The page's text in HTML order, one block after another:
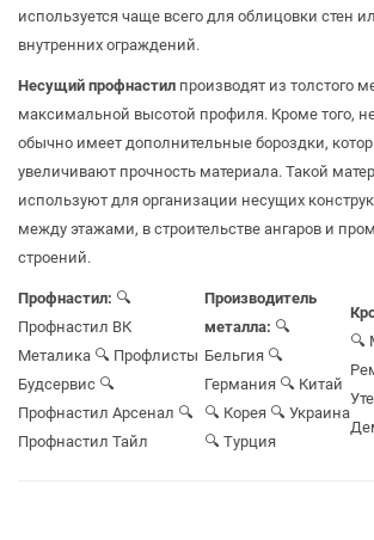
используется чаще всего для облицовки стен
внутренних ограждений.
Несущий профнастил производят из толстого
максимальной высотой профиля. Кроме того,
обычно имеет дополнительные бороздки,
увеличивают прочность материала. Такой
используют для организации несущих
между этажами, в строительстве ангаров и
строений.
Профнастил: 🔍
Профнастил ВК
Металика 🔍 Профлисты
Будсервис 🔍
Профнастил Арсенал 🔍
Профнастил Тайл
Производитель
металла: 🔍
Бельгия 🔍
Германия 🔍 Китай
🔍 Корея 🔍 Украина
🔍 Турция
🔍